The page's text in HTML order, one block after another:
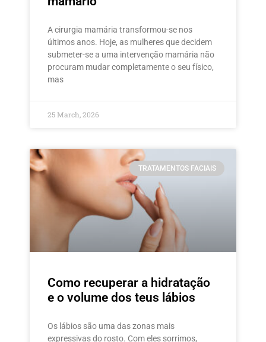
A cirurgia mamária transformou-se nos
últimos anos. Hoje, as mulheres que decidem
submeter-se a uma intervenção mamária não
procuram mudar completamente o seu físico,
mas
25 March, 2026
TRATAMENTOS FACIAIS
Como recuperar a hidratação
e o volume dos teus lábios
Os lábios são uma das zonas mais
expressivas do rosto. Com eles sorrimos,